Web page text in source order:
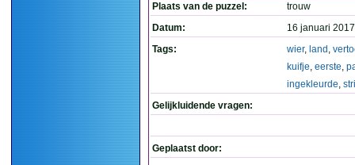
Plaats van de puzzel:
trouw
Datum:
16 januari
Tags:
wier, land ,
kuifje, eerste,
ingekleurde,
Gelijkluidende vragen:
Geplaatst door: